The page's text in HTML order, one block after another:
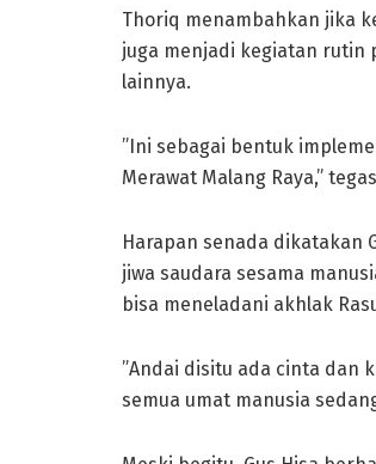
Thoriq menambahkan jika
juga menjadi kegiatan rutin
lainnya.
”Ini sebagai bentuk
Merawat Malang Raya,”
Harapan senada dikatakan
jiwa saudara sesama
bisa meneladani akhlak
”Andai disitu ada cinta dan
semua umat manusia